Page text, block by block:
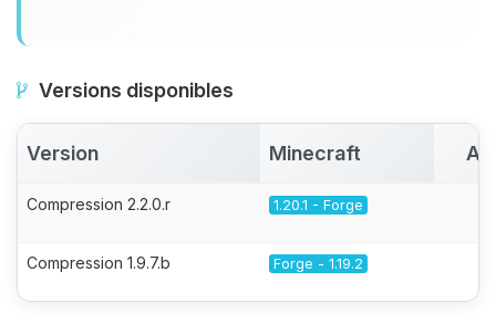
Versions disponibles
Version Minecraft
Compression 2.2.0.r 1.20.1 - Forge
Compression 1.9.7.b Forge - 1.19.2